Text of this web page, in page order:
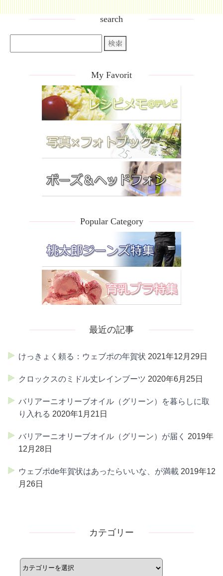
search
My Favorit
Popular Category
最近の記事
けっきょく頼る：ウェブポの年賀状 2021年12月29日
クロックスのミドル丈レインブーツ 2020年6月25日
バリアーニオリーブオイル（グリーン）を暮らしに取
り入れる 2020年1月21日
バリアーニオリーブオイル（グリーン）が届く
2019年
12月28日
ウェブポde年賀状はあったらいいな、が満載 2019年12
月26日
カテゴリー